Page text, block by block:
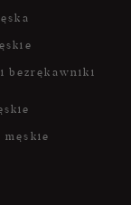
bezrękawniki